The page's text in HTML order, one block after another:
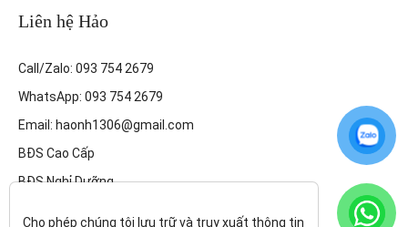
Liên hệ Hảo
Call/Zalo: 093 754 2679
WhatsApp: 093 754 2679
Email: haonh1306@gmail.com
BĐS Cao Cấp
BĐS Nghỉ Dưỡng
Cho phép chúng tôi lưu trữ và truy xuất thông tin